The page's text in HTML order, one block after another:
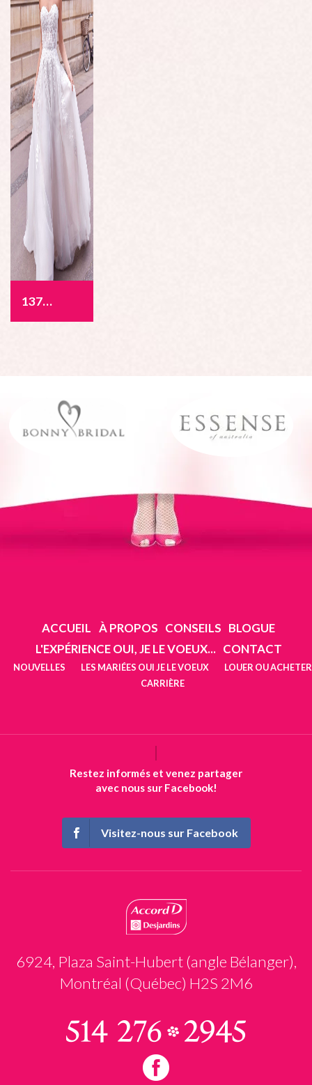
1377 - Allegra
ACCUEIL À PROPOS CONSEILS BLOGUE
L'EXPÉRIENCE OUI, JE LE VOEUX... CONTACT
NOUVELLES LES MARIÉES OUI JE LE VOEUX
LOUER OU ACHETER
CARRIÈRE
Restez informés et venez partager
avec nous sur Facebook!
Visitez-nous sur Facebook
6924, Plaza Saint-Hubert (angle Bélanger),
Montréal (Québec) H2S 2M6